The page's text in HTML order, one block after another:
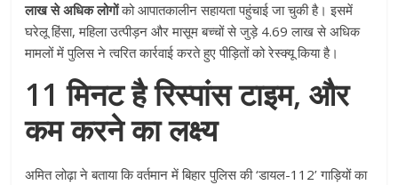
लाख से अधिक लोगोंको आपातकालीन सहायता पहुंचाई जा चुकी है। इसमें
घरेलू हिंसा, महिला उत्पीड़न और मासूम बच्चों से जुड़े 4.69 लाख से अधिक
मामलों में पुलिस ने त्वरित कार्रवाई करते हुए पीड़ितों को रेस्क्यू किया है।
11 मिनट है रिस्पांस टाइम, और
कम करने का लक्ष्य
अमित लोढ़ा ने बताया कि वर्तमान में बिहार पुलिस की ‘डायल-112’ गाड़ियों का